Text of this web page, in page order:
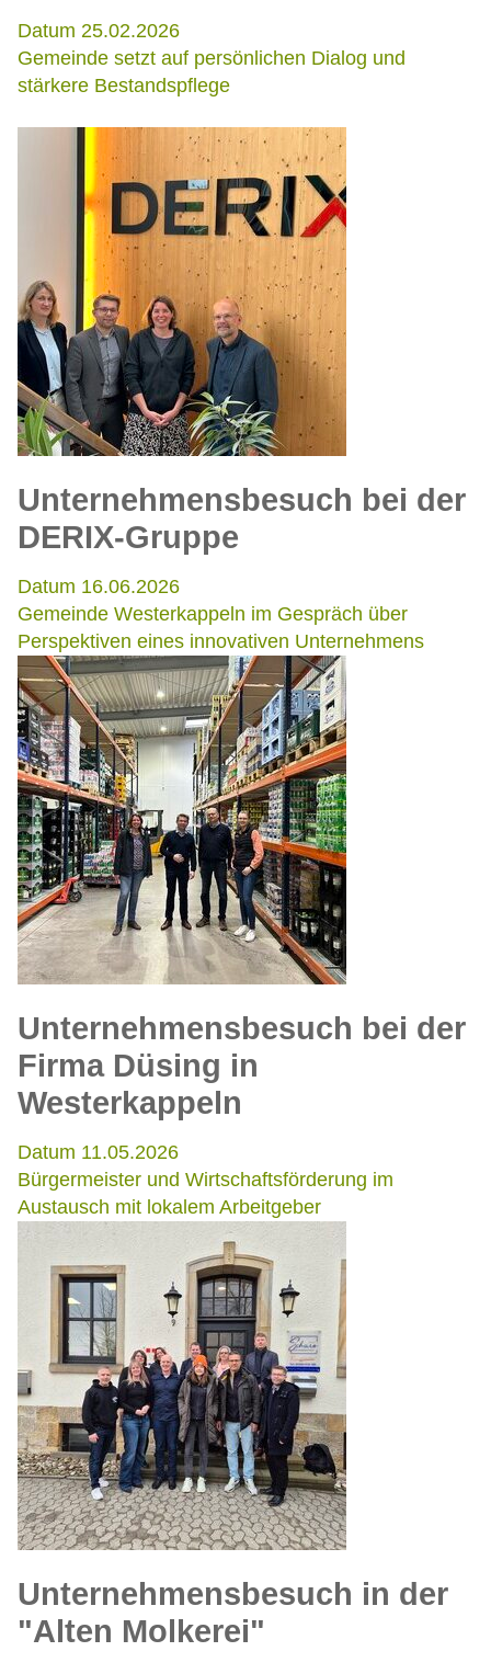
Datum 25.02.2026
Gemeinde setzt auf persönlichen Dialog und
stärkere Bestandspflege
Unternehmensbesuch bei der
DERIX-Gruppe
Datum 16.06.2026
Gemeinde Westerkappeln im Gespräch über
Perspektiven eines innovativen Unternehmens
Unternehmensbesuch bei der
Firma Düsing in
Westerkappeln
Datum 11.05.2026
Bürgermeister und Wirtschaftsförderung im
Austausch mit lokalem Arbeitgeber
Unternehmensbesuch in der
"Alten Molkerei"